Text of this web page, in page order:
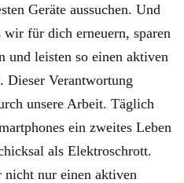
Geräte aussuchen. Und
für dich erneuern, sparen
und leisten so einen aktiven
Dieser Verantwortung
unsere Arbeit. Täglich
ein zweites Leben
als Elektroschrott.
nur einen aktiven